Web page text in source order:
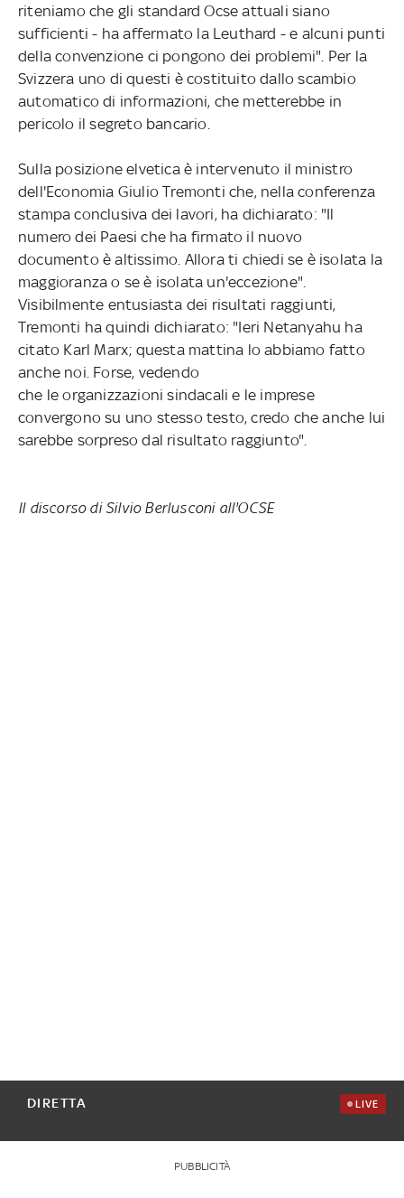
riteniamo che gli standard Ocse attuali siano
sufficienti - ha affermato la Leuthard - e alcuni punti
della convenzione ci pongono dei problemi". Per la
Svizzera uno di questi è costituito dallo scambio
automatico di informazioni, che metterebbe in
pericolo il segreto bancario.
Sulla posizione elvetica è intervenuto il ministro
dell'Economia Giulio Tremonti che, nella conferenza
stampa conclusiva dei lavori, ha dichiarato: "Il
numero dei Paesi che ha firmato il nuovo
documento è altissimo. Allora ti chiedi se è isolata la
maggioranza o se è isolata un'eccezione".
Visibilmente entusiasta dei risultati raggiunti,
Tremonti ha quindi dichiarato: "Ieri Netanyahu ha
citato Karl Marx; questa mattina lo abbiamo fatto
anche noi. Forse, vedendo
che le organizzazioni sindacali e le imprese
convergono su uno stesso testo, credo che anche lui
sarebbe sorpreso dal risultato raggiunto".
Il discorso di Silvio Berlusconi all'OCSE
DIRETTA LIVE
PUBBLICITÀ